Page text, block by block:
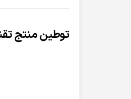
توطين منتج